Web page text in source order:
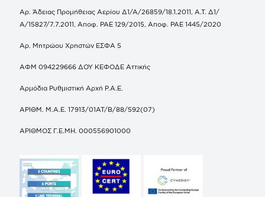
Αρ. Άδειας Προμήθειας Αερίου Δ1/Α/26859/18.1.2011, Α.Τ. Δ1/
Α/15827/7.7.2011, Αποφ. ΡΑΕ 129/2015, Αποφ. ΡΑΕ 1445/2020
Αρ. Μητρώου Χρηστών ΕΣΦΑ 5
ΑΦΜ 094229666 ΔΟΥ ΚΕΦΟΔΕ Αττικής
Αρμόδια Ρυθμιστική Αρχή Ρ.Α.Ε.
ΑΡΙΘΜ. Μ.Α.Ε. 17913/01ΑΤ/Β/88/592(07)
ΑΡΙΘΜΟΣ Γ.Ε.ΜΗ. 000556901000